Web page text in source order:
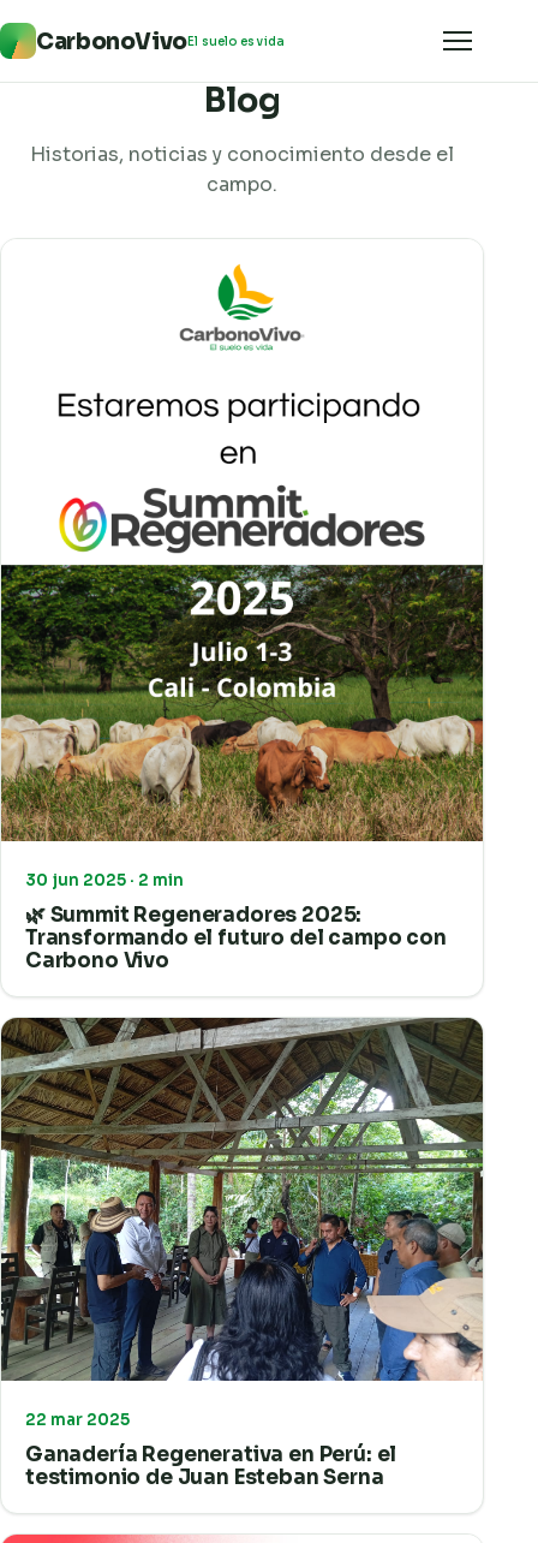
CarbonoVivoEl suelo es vida
Blog
Historias, noticias y conocimiento desde el
campo.
30 jun 2025 · 2 min
🌿 Summit Regeneradores 2025:
Transformando el futuro del campo con
Carbono Vivo
22 mar 2025
Ganadería Regenerativa en Perú: el
testimonio de Juan Esteban Serna